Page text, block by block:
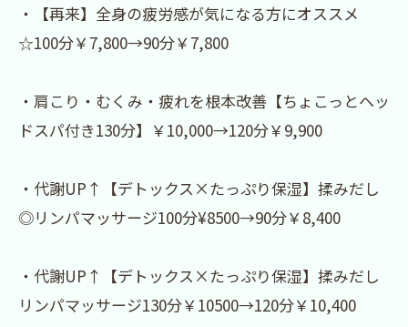
・【再来】全身の疲労感が気になる方にオススメ
☆100分￥7,800→90分￥7,800
・肩こり・むくみ・疲れを根本改善【ちょこっとヘッ
ドスパ付き130分】￥10,000→120分￥9,900
・代謝UP↑【デトックス×たっぷり保湿】揉みだし
◎リンパマッサージ100分¥8500→90分￥8,400
・代謝UP↑【デトックス×たっぷり保湿】揉みだし
リンパマッサージ130分￥10500→120分￥10,400